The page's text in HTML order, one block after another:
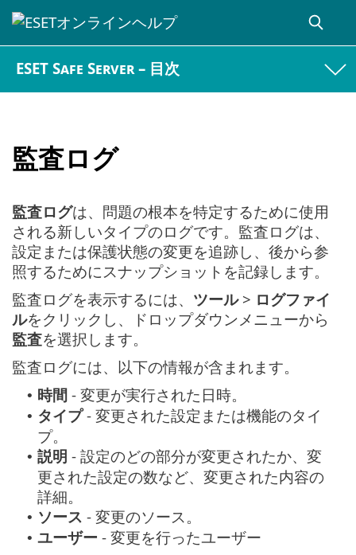
ESET Safe Server – 目次
監査ログ
監査ログは、問題の根本を特定するために使用
される新しいタイプのログです。監査ログは、
設定または保護状態の変更を追跡し、後から参
照するためにスナップショットを記録します。
監査ログを表示するには、 ツール> ログファイ
ルをクリックし、ドロップダウンメニューから
監査を選択します。
監査ログには、以下の情報が含まれます。
• 時間 - 変更が実行された日時。
• タイプ- 変更された設定または機能のタイ
プ。
• 説明 - 設定のどの部分が変更されたか、変
更された設定の数など、変更された内容の
詳細。
• ソース - 変更のソース。
• ユーザー - 変更を行ったユーザー